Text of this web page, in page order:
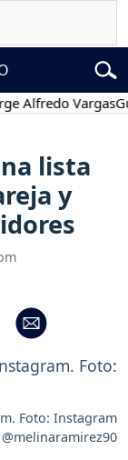
Vargas
lista
y
Foto: Instagram
@melinaramirez90